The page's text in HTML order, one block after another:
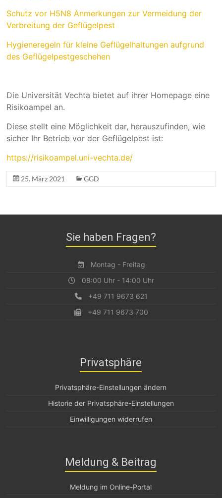
Schutz vor H5N8 Anmerkungen zur Vermeidung der
Verbreitung der Geflügelpest
Hygieneregeln für kleine Geflügelhaltungen aufgrund
des Geflügelpestgeschehen
Die Universität Vechta bietet auf ihrer Homepage eine
Risikoampel an.
Diese stellt eine Möglichkeit dar, herauszufinden, wie
sicher Ihr Betrieb vor der Geflügelpest ist:
https://risikoampel.uni-vechta.de/
25. März 2021 GGD
Sie haben Fragen?
Montag - Freitag
08:00 Uhr - 14:00 Uhr
+49 711 9673 621
+49 711 9673 700
Privatsphäre
Privatsphäre-Einstellungen ändern
Historie der Privatsphäre-Einstellungen
Einwilligungen widerrufen
Meldung & Beitrag
Meldung im Online-Portal